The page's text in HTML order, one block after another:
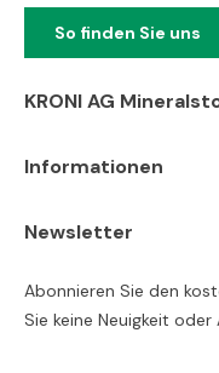
So finden Sie uns
KRONI AG
Informationen
Newsletter
Abonnieren Sie den
Sie keine Neuigkeit